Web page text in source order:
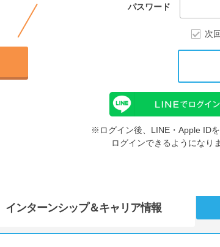
パスワード
次
※ログイン後、LINE・Apple ID
ログインできるようになり
インターンシップ＆キャリア情報